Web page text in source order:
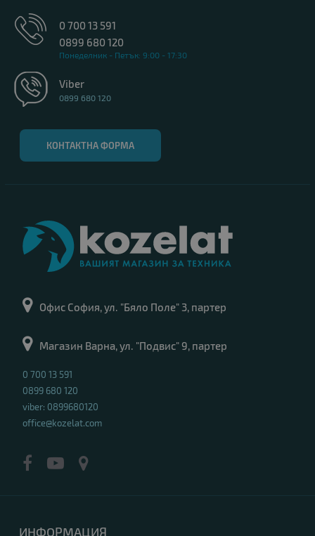
0 700 13 591
0899 680 120
Понеделник - Петък: 9:00 - 17:30
Viber
0899 680 120
КОНТАКТНА ФОРМА
Офис София, ул. "Бяло Поле" 3, партер
Магазин Варна, ул. "Подвис" 9, партер
0 700 13 591
0899 680 120
viber: 0899680120
office@kozelat.com
ИНФОРМАЦИЯ